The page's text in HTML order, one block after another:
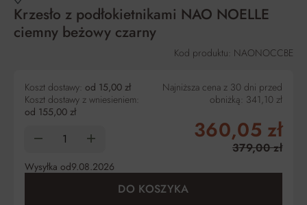
Krzesło z podłokietnikami NAO NOELLE
ciemny beżowy czarny
Kod produktu: NAONOCCBE
Koszt dostawy: od 15,00 zł
Koszt dostawy z wniesieniem:
od 155,00 zł
Najniższa cena z 30 dni przed
obniżką: 341,10 zł
360,05 zł
379,00 zł
Wysyłka od9.08.2026
DO KOSZYKA